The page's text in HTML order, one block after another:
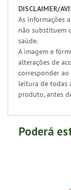
DISCLAIMER/
As informações
não substituem
saúde.
A imagem e
alterações de
corresponder
leitura de todas
produto, antes
Poderá